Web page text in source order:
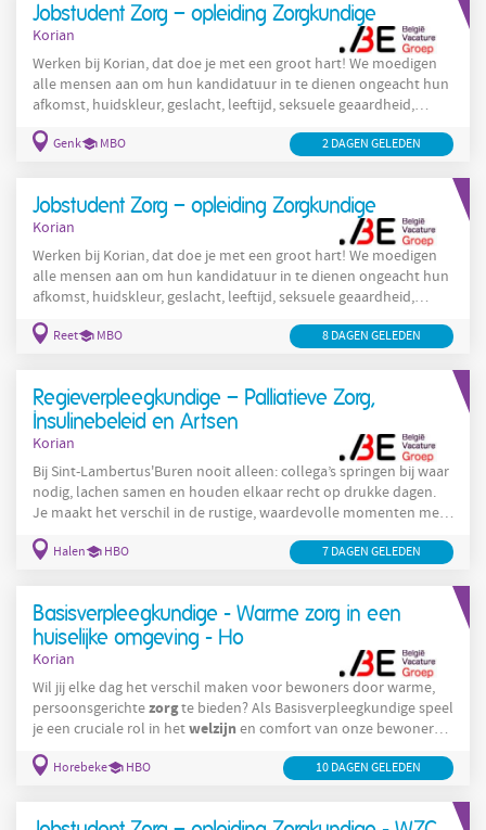
Jobstudent Zorg – opleiding Zorgkundige
Korian
Werken bij Korian, dat doe je met een groot hart! We moedigen
alle mensen aan om hun kandidatuur in te dienen ongeacht hun
afkomst, huidskleur, geslacht, leeftijd, seksuele geaardheid,
filosofische overtuiging, handicap, ... Indien je aangepaste
accommodatie nodig heeft, wat jouw handicap ook is, voor de
grootste zorgaanbieders in België in de
Genk MBO 2 DAGEN GELEDEN
Jobstudent Zorg – opleiding Zorgkundige
Korian
Werken bij Korian, dat doe je met een groot hart! We moedigen
alle mensen aan om hun kandidatuur in te dienen ongeacht hun
afkomst, huidskleur, geslacht, leeftijd, seksuele geaardheid,
filosofische overtuiging, handicap, ... Indien je aangepaste
accommodatie nodig heeft, wat jouw handicap ook is, voor de
grootste zorgaanbieders in België in de
Reet MBO 8 DAGEN GELEDEN
Regieverpleegkundige – Palliatieve Zorg,
Insulinebeleid en Artsen
Korian
Bij Sint-Lambertus'Buren nooit alleen: collega’s springen bij waar
nodig, lachen samen en houden elkaar recht op drukke dagen.
Je maakt het verschil in de rustige, waardevolle momenten met
bewoners. Precies wat werken in de ouderenzorg zo betekenisvol
maakt. Ontdek hier hoe jij jouw talent kan inzetten in een huis
iedereen gelijke kansen. We verwelkomen
Halen HBO 7 DAGEN GELEDEN
Basisverpleegkundige - Warme zorg in een
huiselijke omgeving - Ho
Korian
Wil jij elke dag het verschil maken voor bewoners door warme,
persoonsgerichtezorgte bieden? Als Basisverpleegkundige speel
je een cruciale rol in hetwelzijn en comfort van onze bewoners.
Je komt terecht in een betrokken en multidisciplinair team waar
samenwerking, kwaliteit van
en menselijkheid centraal
Horebeke HBO 10 DAGEN GELEDEN